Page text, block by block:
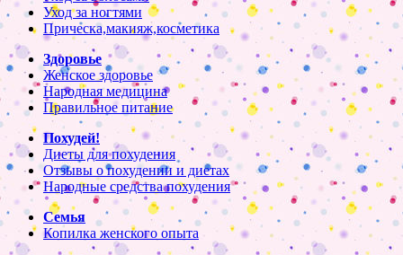
Уход за ногтями
Прическа,макияж,косметика
Здоровье
Женское здоровье
Народная медицина
Правильное питание
Похудей!
Диеты для похудения
Отзывы о похудении и диетах
Народные средства похудения
Семья
Копилка женского опыта